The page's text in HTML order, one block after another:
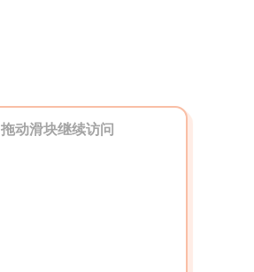
拖动滑块继续访问